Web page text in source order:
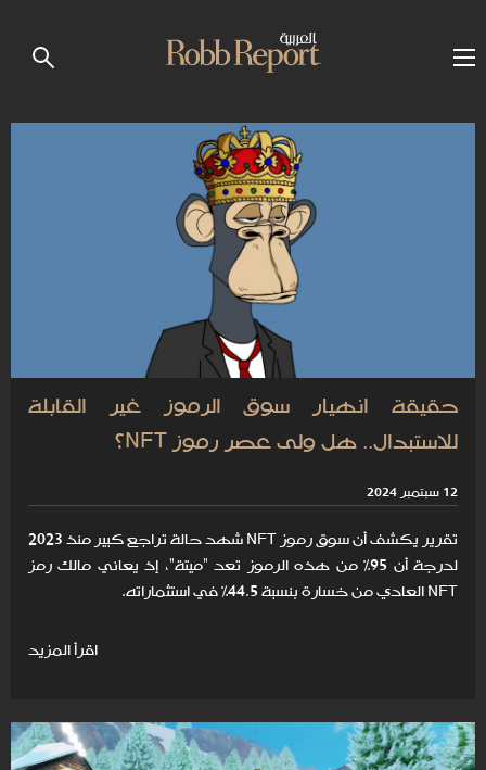
حقيقة انهيار سوق الرموز غير القابلة
للاستبدال.. هل ولى عصر رموز NFT؟
12 سبتمبر 2024
تقرير يكشف أن سوق رموز NFT شهد حالة تراجع كبير منذ 2023
لدرجة أن 95% من هذه الرموز تعد "ميتة"، إذ يعاني مالك رمز
NFT العادي من خسارة بنسبة 44.5% في استثماراته.
اقرأ المزيد